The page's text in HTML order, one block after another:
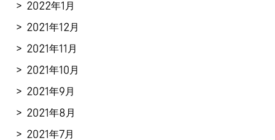
2022年1月
2021年12月
2021年11月
2021年10月
2021年9月
2021年8月
2021年7月